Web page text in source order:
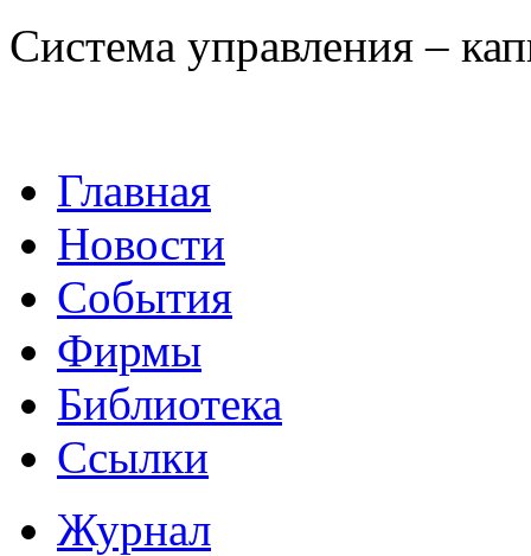
Система управления –
Главная
Новости
События
Фирмы
Библиотека
Ссылки
Журнал